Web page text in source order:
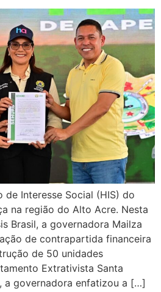
Interesse Social (HIS) do
na região do Alto Acre. Nesta
Brasil, a governadora Mailza
de contrapartida financeira
de 50 unidades
Extrativista Santa
a governadora enfatizou a […]